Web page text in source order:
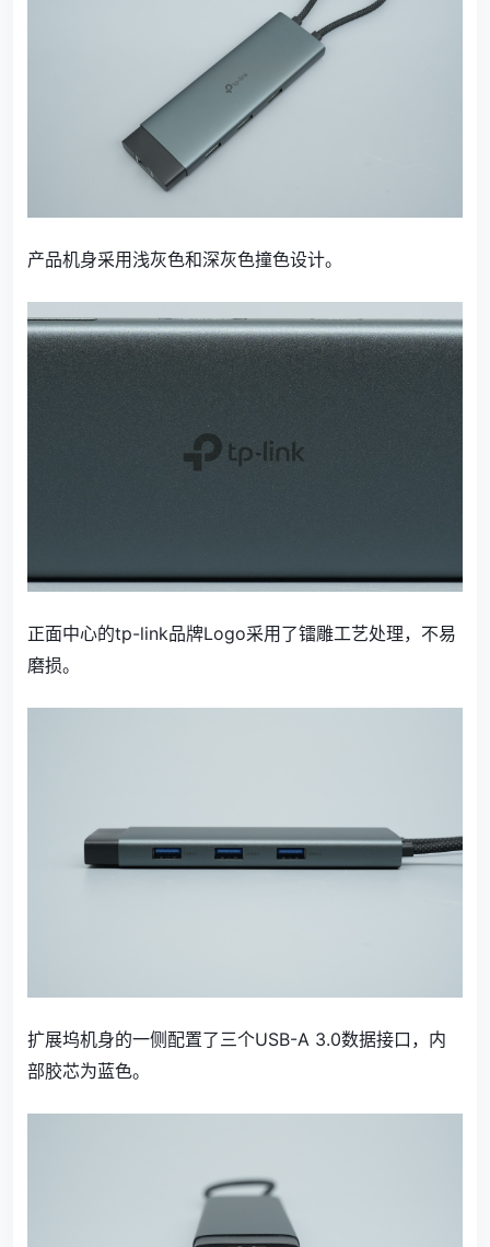
产品机身采用浅灰色和深灰色撞色设计。
正面中心的tp-link品牌Logo采用了镭雕工艺处理，不易
磨损。
扩展坞机身的一侧配置了三个USB-A 3.0数据接口，内
部胶芯为蓝色。